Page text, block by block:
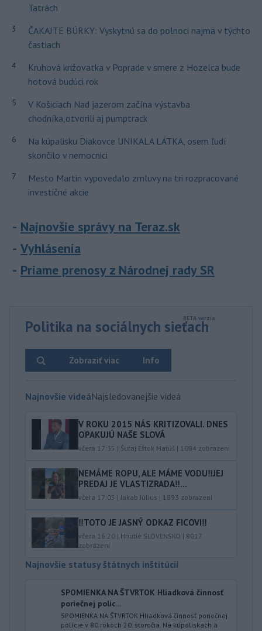
Tatrách
3
ČAKAJTE BÚRKY: Vyskytnú sa do polnoci najmä v týchto
častiach
4
Kruhová križovatka v Poprade v smere z Hozelca bude
hotová budúci rok
5
V Košiciach Nad jazerom začína výstavba
chodníka,otvorili aj pumptrack
6
Na kúpalisku Diakovce UNIKALA LÁTKA, osem ľudí
skončilo v nemocnici
7
Mesto Martin vypovedalo zmluvy na tri rozpracované
investičné akcie
Najnovšie správy na Teraz.sk
Vyhlásenia
Priame prenosy z Národnej rady SR
Politika na sociálnych sieťach
Info
Zobraziť viac
Najnovšie videáNajsledovanejšie videá
V ROKU 2015 NÁS KRITIZOVALI. DNES
OPAKUJÚ NAŠE SLOVÁ
včera 17:35 | Šutaj Eštok Matúš | 1084 zobrazení
NEMÁME ROPU, ALE MÁME VODU‼️JEJ
PREDAJ JE VLASTIZRADA‼️...
včera 17:05 | Jakab Július | 1893 zobrazení
‼️TOTO JE JASNÝ ODKAZ FICOVI‼️
včera 16:20 | Hnutie SLOVENSKO | 8017
zobrazení
Najnovšie statusy štátnych inštitúcií
SPOMIENKA NA ŠTVRTOK Hliadková činnosť
poriečnej políc...
SPOMIENKA NA ŠTVRTOK Hliadková činnosť poriečnej
polície v 80 rokoch 20. storočia. Na kúpaliskách a